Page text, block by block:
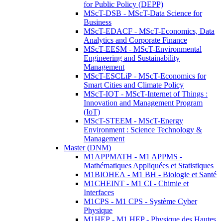
for Public Policy (DEPP)
MScT-DSB - MScT-Data Science for
Business
MScT-EDACF - MScT-Economics, Data
Analytics and Corporate Finance
MScT-EESM - MScT-Environmental
Engineering and Sustainability
Management
MScT-ESCLiP - MScT-Economics for
Smart Cities and Climate Policy
MScT-IOT - MScT-Internet of Things :
Innovation and Management Program
(IoT)
MScT-STEEM - MScT-Energy
Environment : Science Technology &
Management
Master (DNM)
M1APPMATH - M1 APPMS -
Mathématiques Appliquées et Statistiques
M1BIOHEA - M1 BH - Biologie et Santé
M1CHEINT - M1 CI - Chimie et
Interfaces
M1CPS - M1 CPS - Système Cyber
Physique
M1HEP - M1 HEP - Physique des Hautes